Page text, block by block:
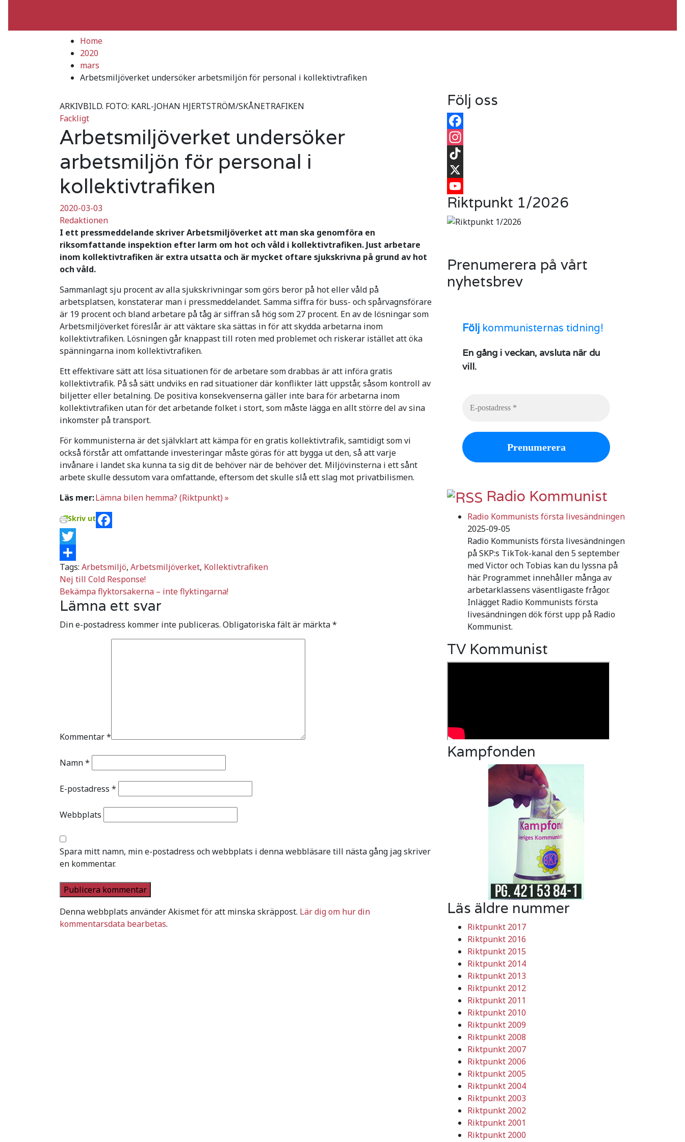
Home
2020
mars
Arbetsmiljöverket undersöker arbetsmiljön för personal i kollektivtrafiken
ARKIVBILD. FOTO: KARL-JOHAN HJERTSTRÖM/SKÅNETRAFIKEN
Fackligt
Arbetsmiljöverket undersöker
arbetsmiljön för personal i
kollektivtrafiken
2020-03-03
Redaktionen
I ett pressmeddelande skriver Arbetsmiljöverket att man ska genomföra en
riksomfattande inspektion efter larm om hot och våld i kollektivtrafiken. Just arbetare
inom kollektivtrafiken är extra utsatta och är mycket oftare sjukskrivna på grund av hot
och våld.
Sammanlagt sju procent av alla sjukskrivningar som görs beror på hot eller våld på
arbetsplatsen, konstaterar man i pressmeddelandet. Samma siffra för buss- och spårvagnsförare
är 19 procent och bland arbetare på tåg är siffran så hög som 27 procent. En av de lösningar som
Arbetsmiljöverket föreslår är att väktare ska sättas in för att skydda arbetarna inom
kollektivtrafiken. Lösningen går knappast till roten med problemet och riskerar istället att öka
spänningarna inom kollektivtrafiken.
Ett effektivare sätt att lösa situationen för de arbetare som drabbas är att införa gratis
kollektivtrafik. På så sätt undviks en rad situationer där konflikter lätt uppstår, såsom kontroll av
biljetter eller betalning. De positiva konsekvenserna gäller inte bara för arbetarna inom
kollektivtrafiken utan för det arbetande folket i stort, som måste lägga en allt större del av sina
inkomster på transport.
För kommunisterna är det självklart att kämpa för en gratis kollektivtrafik, samtidigt som vi
också förstår att omfattande investeringar måste göras för att bygga ut den, så att varje
invånare i landet ska kunna ta sig dit de behöver när de behöver det. Miljövinsterna i ett sånt
arbete skulle dessutom vara omfattande, eftersom det skulle slå ett slag mot privatbilismen.
Läs mer:Lämna bilen hemma? (Riktpunkt) »
Skriv ut
Facebook
Twitter
Dela
Tags: Arbetsmiljö, Arbetsmiljöverket, Kollektivtrafiken
Inläggsnavigering
Nej till Cold Response!
Bekämpa flyktorsakerna – inte flyktingarna!
Lämna ett svar
Din e-postadress kommer inte publiceras. Obligatoriska fält är märkta*
Kommentar*
Namn*
E-postadress *
Webbplats
Spara mitt namn, min e-postadress och webbplats i denna webbläsare till nästa gång jag skriver
en kommentar.
Denna webbplats använder Akismet för att minska skräppost. Lär dig om hur din
kommentarsdata bearbetas.
Följ oss
Facebook
Instagram
TikTok
X
YouTube
Riktpunkt 1/2026
Prenumerera på vårt
nyhetsbrev
Följ kommunisternas tidning!
En gång i veckan, avsluta när du
vill.
Radio Kommunist
Radio Kommunists första livesändningen
2025-09-05
Radio Kommunists första livesändningen
på SKP:s TikTok-kanal den 5 september
med Victor och Tobias kan du lyssna på
här. Programmet innehåller många av
arbetarklassens väsentligaste frågor.
Inlägget Radio Kommunists första
livesändningen dök först upp på Radio
Kommunist.
TV Kommunist
Kampfonden
Läs äldre nummer
Riktpunkt 2017
Riktpunkt 2016
Riktpunkt 2015
Riktpunkt 2014
Riktpunkt 2013
Riktpunkt 2012
Riktpunkt 2011
Riktpunkt 2010
Riktpunkt 2009
Riktpunkt 2008
Riktpunkt 2007
Riktpunkt 2006
Riktpunkt 2005
Riktpunkt 2004
Riktpunkt 2003
Riktpunkt 2002
Riktpunkt 2001
Riktpunkt 2000